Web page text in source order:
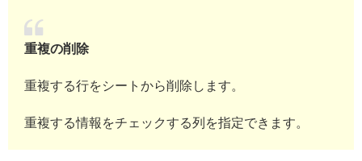
重複の削除
重複する行をシートから削除します。
重複する情報をチェックする列を指定できます。